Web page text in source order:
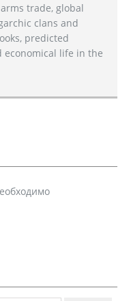
trade, global
clans and
predicted
life in the